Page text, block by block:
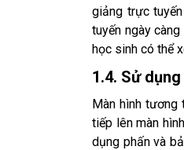
giảng trực
tuyến ngày
học sinh có thể
1.4. Sử
Màn hình tương
tiếp lên màn
dụng phấn và